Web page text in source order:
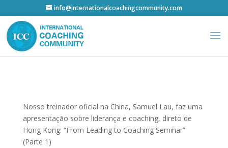
info@internationalcoachingcommunity.com
Nosso treinador oficial na China, Samuel Lau, faz uma
apresentação sobre liderança e coaching, direto de
Hong Kong: “From Leading to Coaching Seminar”
(Parte 1)